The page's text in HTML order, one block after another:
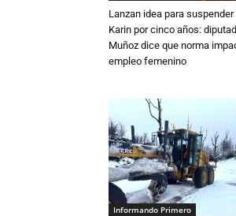
Lanzan idea para suspender
Karin por cinco años:
Muñoz dice que norma
empleo femenino
Informando Primero